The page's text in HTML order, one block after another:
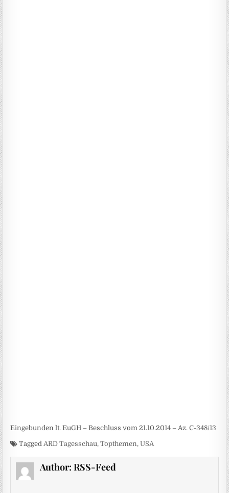
Eingebunden lt. EuGH – Beschluss vom 21.10.2014 – Az. C-348/13
Tagged ARD Tagesschau,Topthemen,USA
Author: RSS-Feed